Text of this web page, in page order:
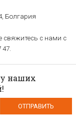
Болгария
свяжитесь с нами с
47.
наших